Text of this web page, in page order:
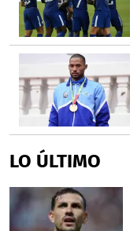
LO ÚLTIMO